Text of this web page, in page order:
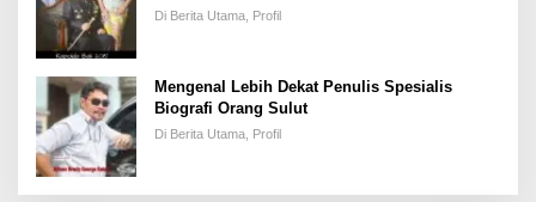
Keadilan
Di Berita Utama, Profil
Mengenal Lebih Dekat Penulis Spesialis
Biografi Orang Sulut
Di Berita Utama, Profil